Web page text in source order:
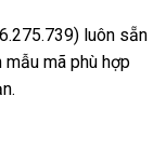
luôn sẵn
mã phù hợp